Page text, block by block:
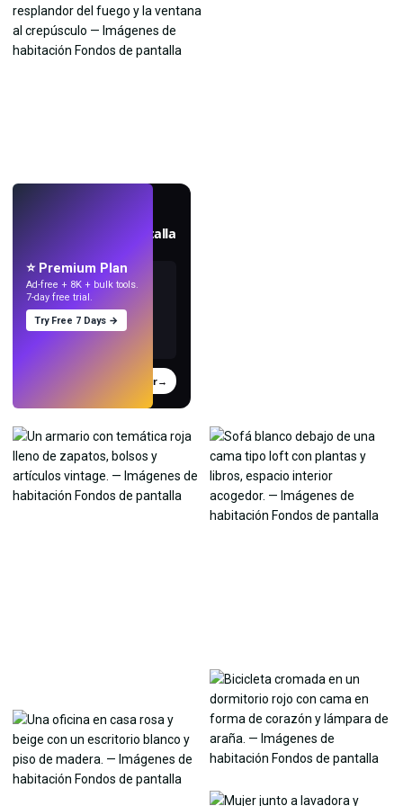
Crea fondos de pantalla
Probar →
⭐ Premium Plan
Ad-free + 8K + bulk tools.
7-day free trial.
Try Free 7 Days →